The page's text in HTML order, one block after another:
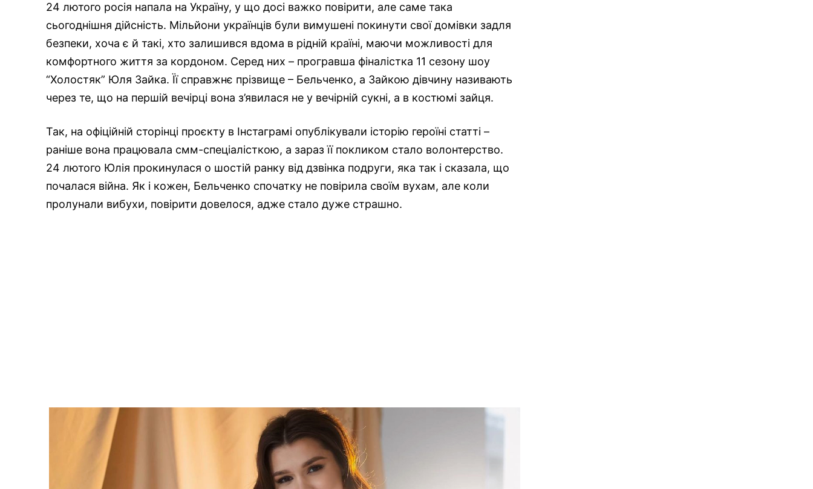
24 лютого росія напала на Україну, у що досі важко повірити, але саме така
сьогоднішня дійсність. Мільйони українців були вимушені покинути свої домівки задля
безпеки, хоча є й такі, хто залишився вдома в рідній країні, маючи можливості для
комфортного життя за кордоном. Серед них – програвша фіналістка 11 сезону шоу
“Холостяк” Юля Зайка. Її справжнє прізвище – Бельченко, а Зайкою дівчину називають
через те, що на першій вечірці вона з’явилася не у вечірній сукні, а в костюмі зайця.
Так, на офіційній сторінці проєкту в Інстаграмі опублікували історію героїні статті –
раніше вона працювала смм-спеціалісткою, а зараз її покликом стало волонтерство.
24 лютого Юлія прокинулася о шостій ранку від дзвінка подруги, яка так і сказала, що
почалася війна. Як і кожен, Бельченко спочатку не повірила своїм вухам, але коли
пролунали вибухи, повірити довелося, адже стало дуже страшно.